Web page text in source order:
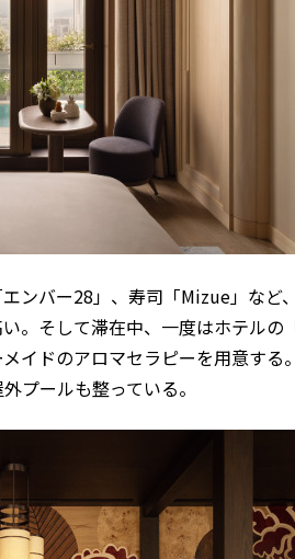
ンバー28」、寿司「Mizue」など
。そして滞在中、一度はホテルの
イドのアロマセラピーを用意する
プールも整っている。